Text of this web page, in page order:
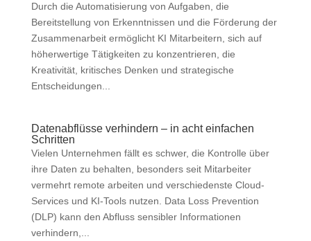
Durch die Automatisierung von Aufgaben, die
Bereitstellung von Erkenntnissen und die Förderung der
Zusammenarbeit ermöglicht KI Mitarbeitern, sich auf
höherwertige Tätigkeiten zu konzentrieren, die
Kreativität, kritisches Denken und strategische
Entscheidungen...
Datenabflüsse verhindern – in acht einfachen
Schritten
Vielen Unternehmen fällt es schwer, die Kontrolle über
ihre Daten zu behalten, besonders seit Mitarbeiter
vermehrt remote arbeiten und verschiedenste Cloud-
Services und KI-Tools nutzen. Data Loss Prevention
(DLP) kann den Abfluss sensibler Informationen
verhindern,...